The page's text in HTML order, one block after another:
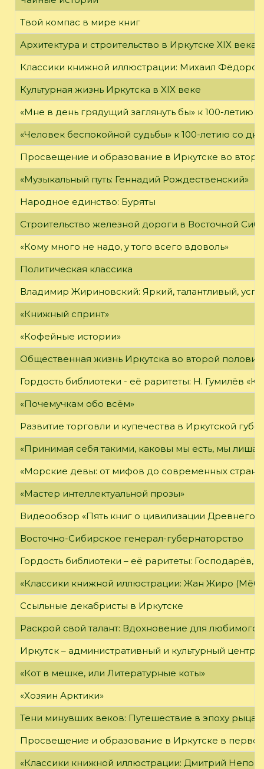
Твой компас в мире книг
Архитектура и строительство в Иркутске XIX века
Классики книжной иллюстрации: Михаил Фёдоров
Культурная жизнь Иркутска в XIX веке
«Мне в день грядущий заглянуть бы» к 100-летию
«Человек беспокойной судьбы» к 100-летию со
Просвещение и образование в Иркутске во
«Музыкальный путь: Геннадий Рождественский»
Народное единство: Буряты
Строительство железной дороги в Восточной
«Кому много не надо, у того всего вдоволь»
Политическая классика
Владимир Жириновский: Яркий, талантливый,
«Книжный спринт»
«Кофейные истории»
Общественная жизнь Иркутска во второй
Гордость библиотеки - её раритеты: Н. Гумилёв
«Почемучкам обо всём»
Развитие торговли и купечества в Иркутской
«Принимая себя такими, каковы мы есть, мы
«Морские девы: от мифов до современных
«Мастер интеллектуальной прозы»
Видеообзор «Пять книг о цивилизации Древнего
Восточно-Сибирское генерал-губернаторство
Гордость библиотеки – её раритеты:
«Классики книжной иллюстрации: Жан Жиро
Ссыльные декабристы в Иркутске
Раскрой свой талант: Вдохновение для любимого
Иркутск – административный и культурный центр
«Кот в мешке, или Литературные коты»
«Хозяин Арктики»
Тени минувших веков: Путешествие в эпоху
Просвещение и образование в Иркутске в
«Классики книжной иллюстрации: Дмитрий